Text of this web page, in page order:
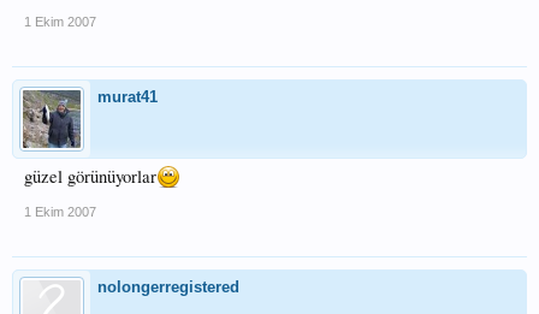
1 Ekim 2007
murat41
güzel görünüyorlar
1 Ekim 2007
nolongerregistered